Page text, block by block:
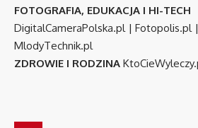
FOTOGRAFIA, EDUKACJA I HI-TECH
DigitalCameraPolska.pl | Fotopolis.pl |
MlodyTechnik.pl
ZDROWIE I RODZINA